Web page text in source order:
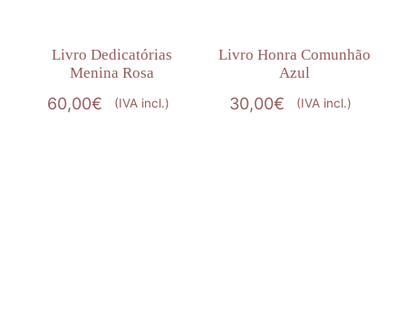
Livro Dedicatórias
Menina Rosa
60,00€ (IVA incl.)
Livro Honra Comunhão
Azul
30,00€ (IVA incl.)